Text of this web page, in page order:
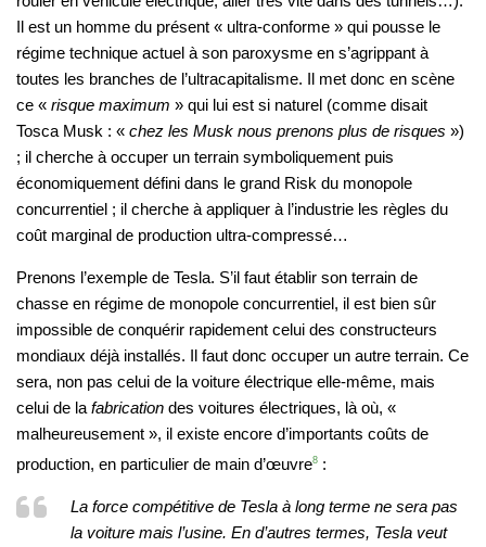
Il est un homme du présent « ultra-conforme » qui pousse le
régime technique actuel à son paroxysme en s’agrippant à
toutes les branches de l’ultracapitalisme. Il met donc en scène
ce « risque maximum » qui lui est si naturel (comme disait
Tosca Musk : « chez les Musk nous prenons plus de risques »)
; il cherche à occuper un terrain symboliquement puis
économiquement défini dans le grand Risk du monopole
concurrentiel ; il cherche à appliquer à l’industrie les règles du
coût marginal de production ultra-compressé…
Prenons l’exemple de Tesla. S’il faut établir son terrain de
chasse en régime de monopole concurrentiel, il est bien sûr
impossible de conquérir rapidement celui des constructeurs
mondiaux déjà installés. Il faut donc occuper un autre terrain. Ce
sera, non pas celui de la voiture électrique elle-même, mais
celui de la fabrication des voitures électriques, là où, «
malheureusement », il existe encore d’importants coûts de
production, en particulier de main d’œuvre8 :
La force compétitive de Tesla à long terme ne sera pas
la voiture mais l’usine. En d’autres termes, Tesla veut